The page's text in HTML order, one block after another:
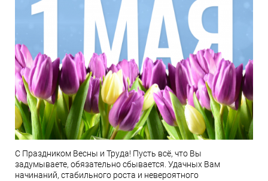
С Праздником Весны и Труда! Пусть всё, что Вы
задумываете, обязательно сбывается. Удачных Вам
начинаний, стабильного роста и невероятного